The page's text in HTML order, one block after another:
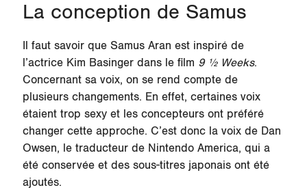
La conception de Samus
Il faut savoir que Samus Aran est inspiré de
l’actrice Kim Basinger dans le film 9 ½ Weeks.
Concernant sa voix, on se rend compte de
plusieurs changements. En effet, certaines voix
étaient trop sexy et les concepteurs ont préféré
changer cette approche. C’est donc la voix de Dan
Owsen, le traducteur de Nintendo America, qui a
été conservée et des sous-titres japonais ont été
ajoutés.